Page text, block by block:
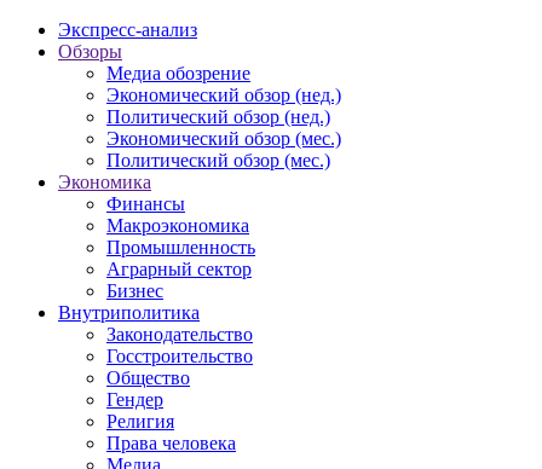
Экспресс-анализ
Обзоры
Медиа обозрение
Экономический обзор (нед.)
Политический обзор (нед.)
Экономический обзор (мес.)
Политический обзор (мес.)
Экономика
Финансы
Макроэкономика
Промышленность
Аграрный сектор
Бизнес
Внутриполитика
Законодательство
Госстроительство
Общество
Гендер
Религия
Права человека
Медиа